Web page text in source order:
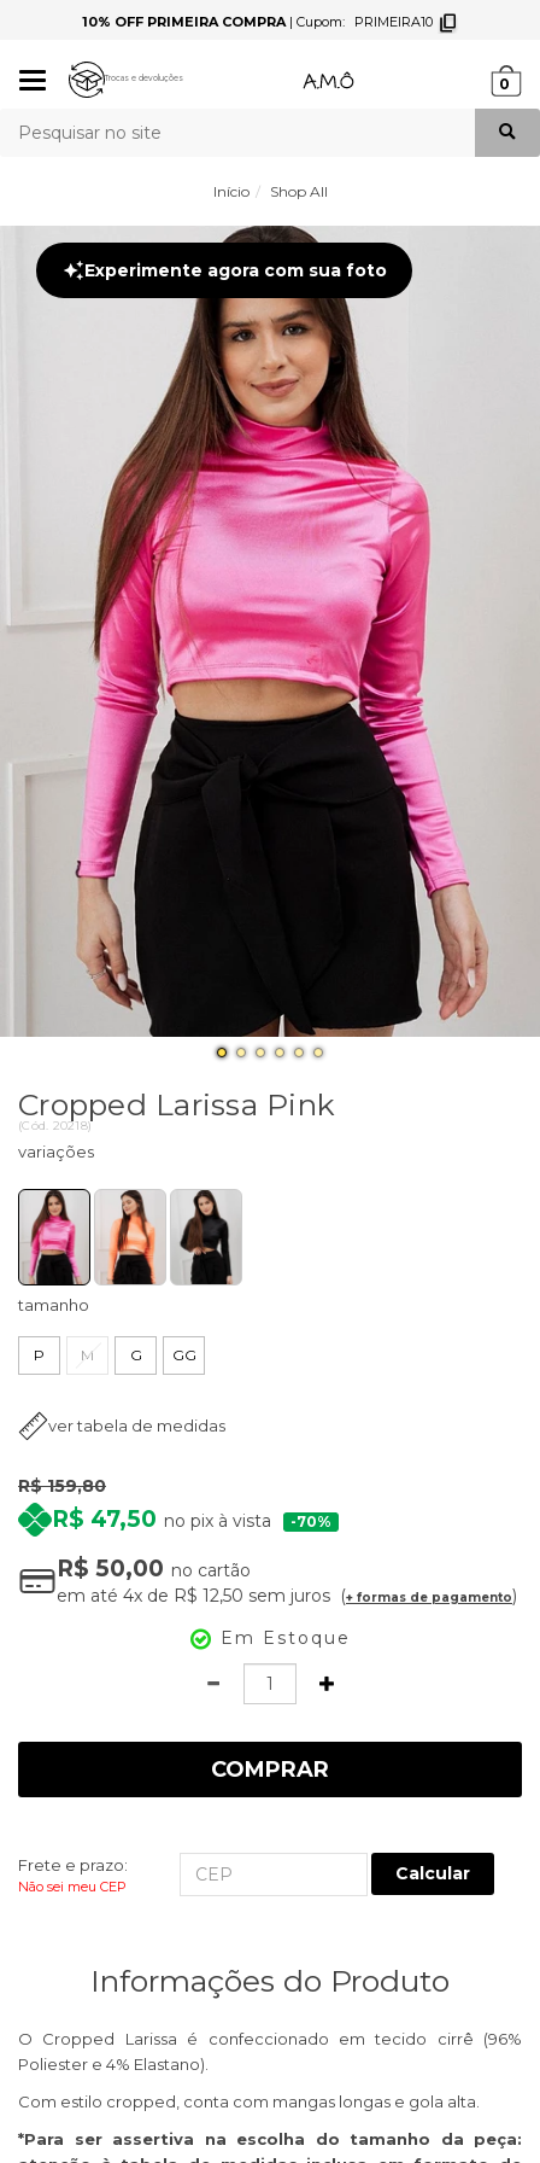
10% OFF PRIMEIRA COMPRA| Cupom: PRIMEIRA10
Mudar
Trocas e devoluções 0
Início Shop All
Experimente agora com sua foto
Cropped Larissa Pink
(Cód. 20218)
tamanho
P M G GG
ver tabela de medidas
R$ 159,80
R$ 47,50 no pix à vista 70%
R$ 50,00 no cartão
em até 4x de R$ 12,50 sem juros + formas de pagamento
Em Estoque
COMPRAR
Frete e prazo:
Não sei meu CEP
Calcular
Informações do Produto
O Cropped Larissa é confeccionado em tecido cirrê (96%
Poliester e 4% Elastano).
Com estilo cropped, conta com mangas longas e gola alta.
*Para ser assertiva na escolha do tamanho da peça: